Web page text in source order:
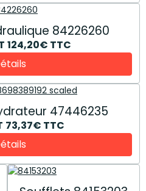
84226260
124,20€ TTC
47446235
73,37€ TTC